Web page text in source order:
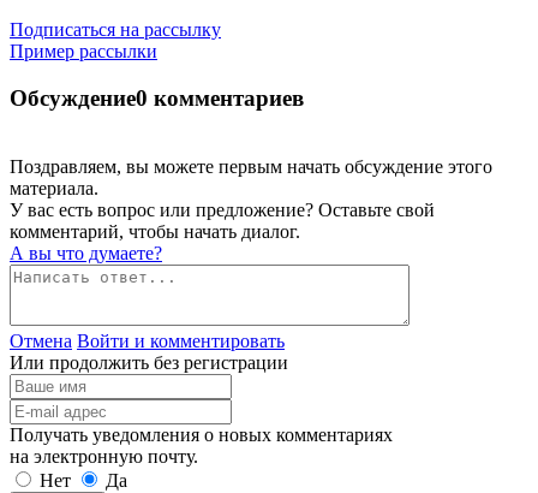
Подписаться на рассылку
Пример рассылки
Обсуждение0 комментариев
Поздравляем, вы можете первым начать обсуждение этого
материала.
У вас есть вопрос или предложение? Оставьте свой
комментарий, чтобы начать диалог.
А вы что думаете?
Отмена Войти и комментировать
Или продолжить без регистрации
Получать уведомления о новых комментариях
на электронную почту.
Нет
Да